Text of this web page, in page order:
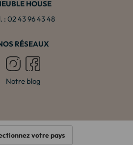
HOUSE
: 02 43 96 43 48
RÉSEAUX
Notre blog
votre pays